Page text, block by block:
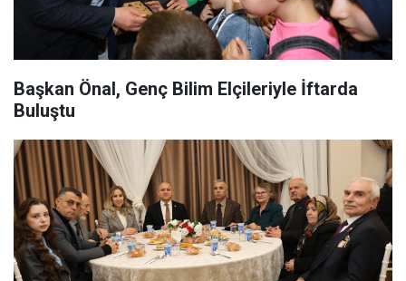
Başkan Önal, Genç Bilim Elçileriyle İftarda
Buluştu